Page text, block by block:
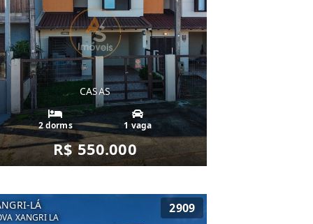
CASAS
2 dorms 1 vaga
R$ 550.000
LÁ
XANGRI LA
2909